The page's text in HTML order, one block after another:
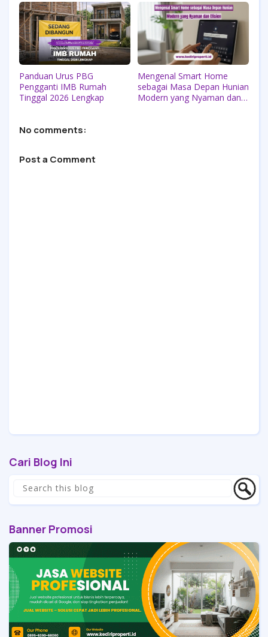
Panduan Urus PBG
Pengganti IMB Rumah
Tinggal 2026 Lengkap
Mengenal Smart Home
sebagai Masa Depan Hunian
Modern yang Nyaman dan
No comments:
Post a Comment
Cari Blog Ini
Banner Promosi